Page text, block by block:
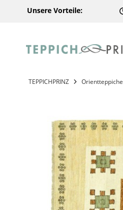
Unsere Vorteile:
TEPPICHPRINZ Orientteppiche